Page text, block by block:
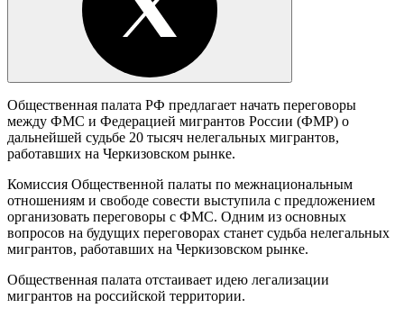
Общественная палата РФ предлагает начать переговоры
между ФМС и Федерацией мигрантов России (ФМР) о
дальнейшей судьбе 20 тысяч нелегальных мигрантов,
работавших на Черкизовском рынке.
Комиссия Общественной палаты по межнациональным
отношениям и свободе совести выступила с предложением
организовать переговоры с ФМС. Одним из основных
вопросов на будущих переговорах станет судьба нелегальных
мигрантов, работавших на Черкизовском рынке.
Общественная палата отстаивает идею легализации
мигрантов на российской территории.